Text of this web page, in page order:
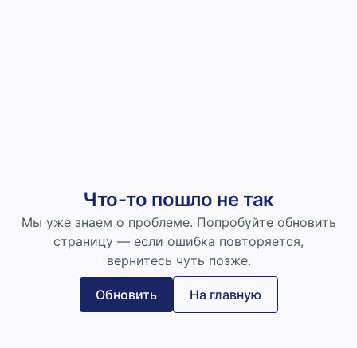
Что-то пошло не так
Мы уже знаем о проблеме. Попробуйте обновить
страницу — если ошибка повторяется,
вернитесь чуть позже.
Обновить На главную